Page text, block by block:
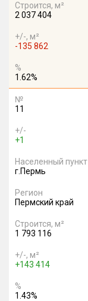
Строится, м²
2 037 404
+/-, м²
-135 862
%
1.62%
№
11
+/-
+1
Населенный пункт
г.Пермь
Регион
Пермский край
Строится, м²
1 793 116
+/-, м²
+143 414
%
1.43%